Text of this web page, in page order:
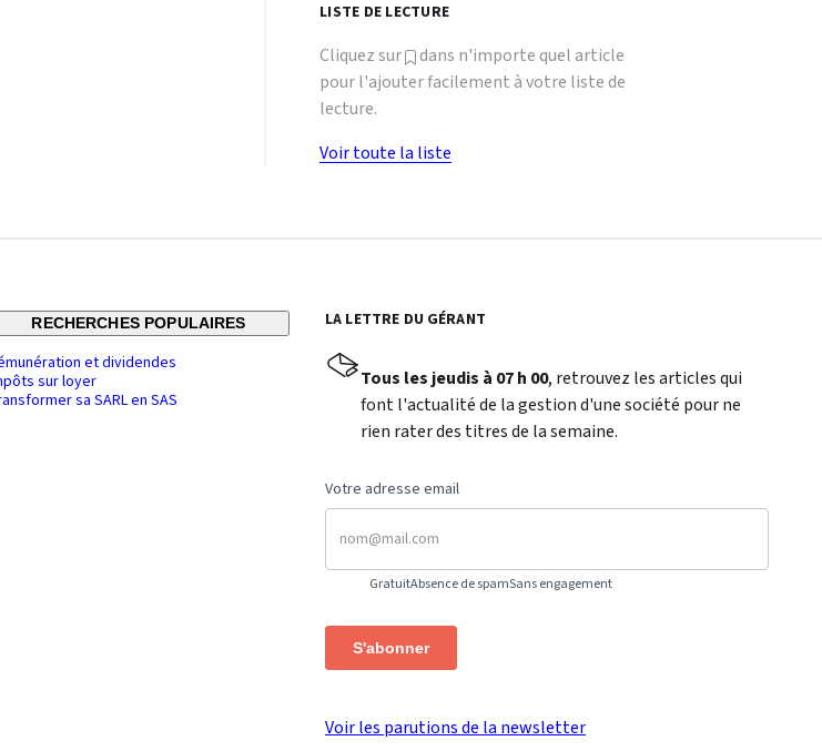
LISTE DE LECTURE
Cliquez sur
dans n'importe quel article
pour l'ajouter facilement à votre liste de
lecture.
Voir toute la liste
RECHERCHES POPULAIRES
et dividendes
sur loyer
sa SARL en SAS
LA LETTRE DU GÉRANT
Tous les jeudis à 07 h 00, retrouvez les articles qui
font l'actualité de la gestion d'une société pour ne
rien rater des titres de la semaine.
Votre adresse email
GratuitAbsence de spamSans engagement
S'abonner
Voir les parutions de la newsletter